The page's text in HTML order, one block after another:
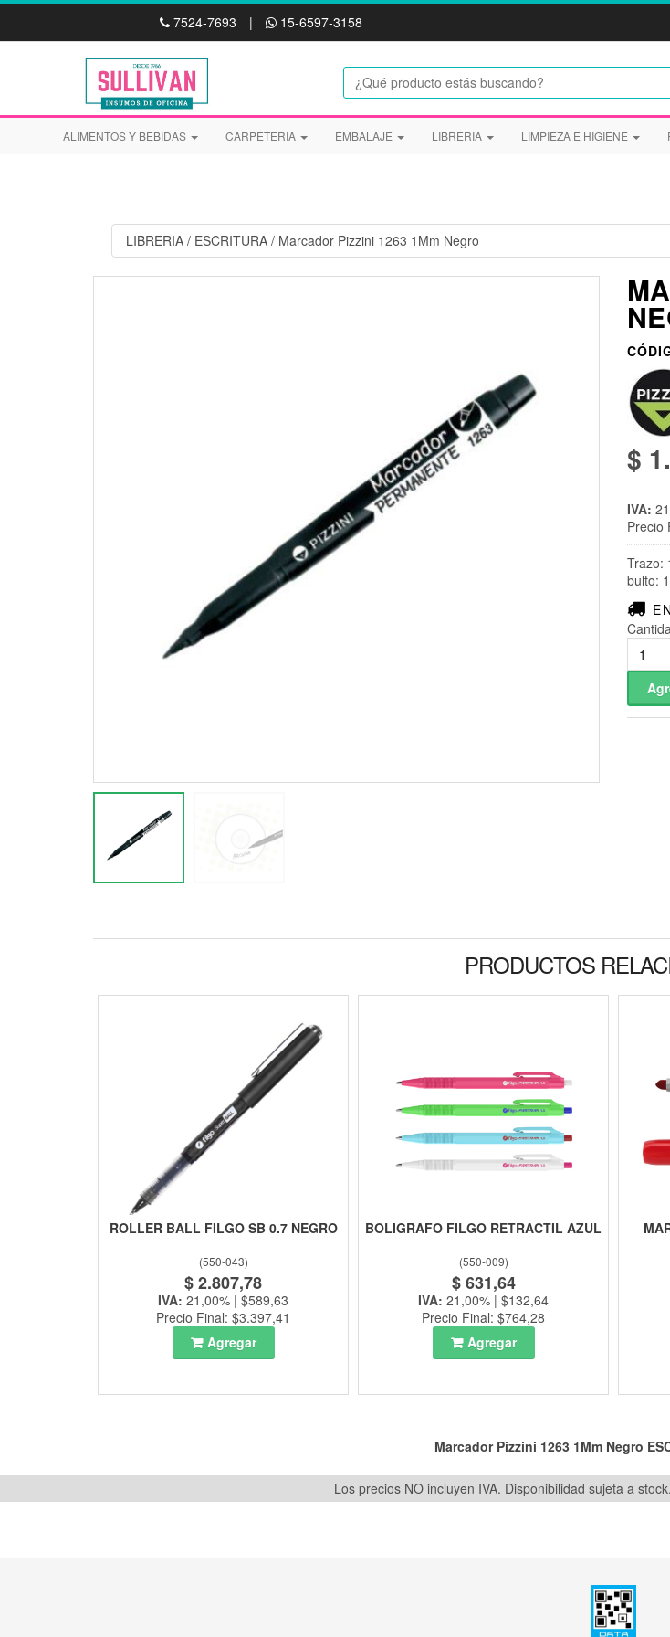
ALIMENTOS Y BEBIDAS CARPETERIA EMBALAJE LIBRERIA LIMPIEZA E HIGIENE
7524-7693 | 15-6597-3158
LIBRERIA / ESCRITURA / Marcador Pizzini 1263 1Mm Negro
$
IVA:
Precio
Trazo:
bulto:
PRODUCTOS
ROLLER BALL FILGO SB 0.7 NEGRO
(550-043)
$ 2.807,78
IVA: 21,00% | $589,63
Precio Final: $3.397,41
Agregar
BOLIGRAFO FILGO RETRACTIL AZUL
(550-009)
$ 631,64
IVA: 21,00% | $132,64
Precio Final: $764,28
Agregar
Marcador Pizzini 1263 1Mm Negro
Los precios NO incluyen IVA. Disponibilidad sujeta a stock.